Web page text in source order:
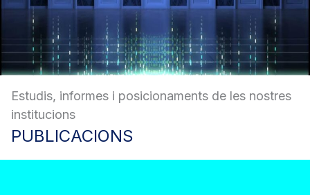
Estudis, informes i posicionaments de les nostres
institucions
PUBLICACIONS